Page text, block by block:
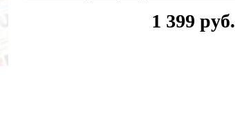
1 399 руб.